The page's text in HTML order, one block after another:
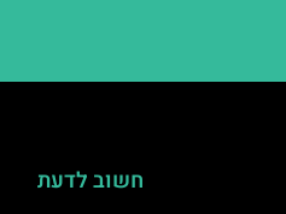
חשוב לדעת